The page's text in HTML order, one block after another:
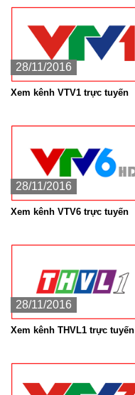
28/11/2016
Xem kênh VTV1 trực tuyến
28/11/2016
Xem kênh VTV6 trực tuyến
28/11/2016
Xem kênh THVL1 trực tuyến